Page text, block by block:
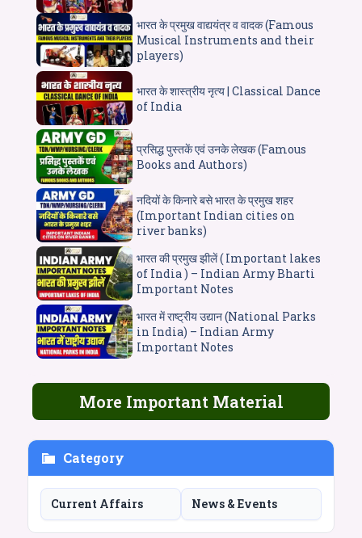
भारत के प्रमुख वाद्ययंत्र व वादक (Famous
Musical Instruments and their
players)
भारत के शास्त्रीय नृत्य | Classical Dance
of India
प्रसिद्ध पुस्तकें एवं उनके लेखक (Famous
Books and Authors)
नदियों के किनारे बसे भारत के प्रमुख शहर
(Important Indian cities on
river banks)
भारत की प्रमुख झीलें ( Important lakes
of India ) – Indian Army Bharti
Important Notes
भारत में राष्ट्रीय उद्यान (National Parks
in India) – Indian Army
Important Notes
More Important Material
Category
Current Affairs News & Events